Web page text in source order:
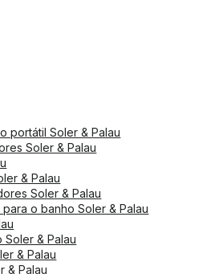
portátil Soler & Palau
Soler & Palau
& Palau
Soler & Palau
o banho Soler & Palau
& Palau
& Palau
& Palau